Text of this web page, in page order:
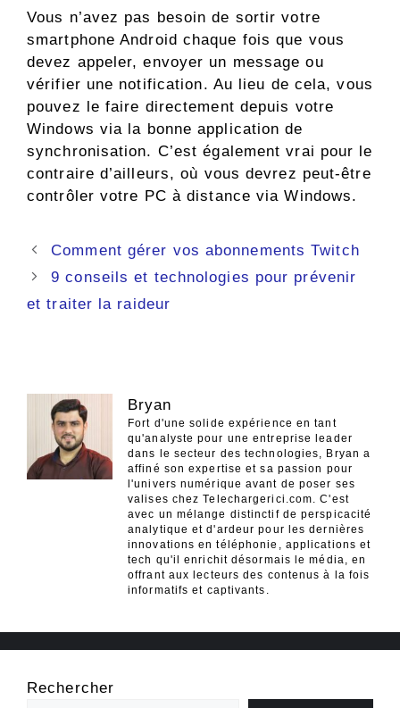
Vous n’avez pas besoin de sortir votre
smartphone Android chaque fois que vous
devez appeler, envoyer un message ou
vérifier une notification. Au lieu de cela, vous
pouvez le faire directement depuis votre
Windows via la bonne application de
synchronisation. C’est également vrai pour le
contraire d’ailleurs, où vous devrez peut-être
contrôler votre PC à distance via Windows.
Navigation
des
Comment gérer vos abonnements Twitch
9 conseils et technologies pour prévenir
et traiter la raideur
Bryan
Fort d'une solide expérience en tant
qu'analyste pour une entreprise leader
dans le secteur des technologies, Bryan a
affiné son expertise et sa passion pour
l'univers numérique avant de poser ses
valises chez Telechargerici.com. C'est
avec un mélange distinctif de perspicacité
analytique et d'ardeur pour les dernières
innovations en téléphonie, applications et
tech qu'il enrichit désormais le média, en
offrant aux lecteurs des contenus à la fois
informatifs et captivants.
Rechercher